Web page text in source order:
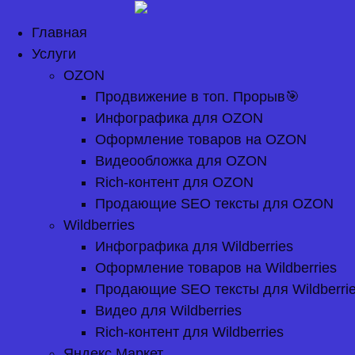
содержимому
Главная
Услуги
OZON
Продвижение в топ. Прорыв🎯
Инфографика для OZON
Оформление товаров на OZON
Видеообложка для OZON
Rich-контент для OZON
Продающие SEO тексты для OZON
Wildberries
Инфографика для Wildberries
Оформление товаров на Wildberries
Продающие SEO тексты для
Видео для Wildberries
Rich-контент для Wildberries